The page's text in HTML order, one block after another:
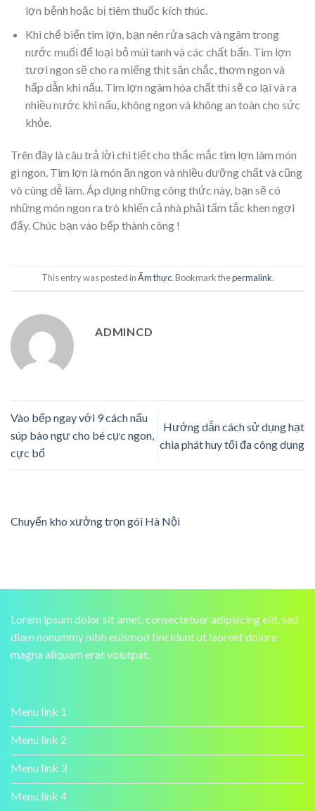
lợn bệnh hoặc bị tiêm thuốc kích thúc.
Khi chế biến tim lợn, bạn nên rửa sạch và ngâm trong
nước muối để loại bỏ mùi tanh và các chất bẩn. Tim lợn
tươi ngon sẽ cho ra miếng thịt săn chắc, thơm ngon và
hấp dẫn khi nấu. Tim lợn ngâm hóa chất thì sẽ co lại và ra
nhiều nước khi nấu, không ngon và không an toàn cho sức
khỏe.
Trên đây là câu trả lời chi tiết cho thắc mắc tim lợn làm món
gì ngon. Tim lợn là món ăn ngon và nhiều dưỡng chất và cũng
vô cùng dễ làm. Áp dụng những công thức này, bạn sẽ có
những món ngon ra trò khiến cả nhà phải tấm tắc khen ngợi
đấy. Chúc bạn vào bếp thành công !
This entry was posted inẨm thực. Bookmark thepermalink.
ADMINCD
Vào bếp ngay với 9 cách nấu
súp bào ngư cho bé cực ngon,
cực bổ
Hướng dẫn cách sử dụng hạt
chia phát huy tối đa công dụng
Chuyển kho xưởng trọn gói Hà Nội
Lorem ipsum dolor sit amet, consectetuer adipiscing elit, sed
diam nonummy nibh euismod tincidunt ut laoreet dolore
magna aliquam erat volutpat.
Menu link 1
Menu link 2
Menu link 3
Menu link 4